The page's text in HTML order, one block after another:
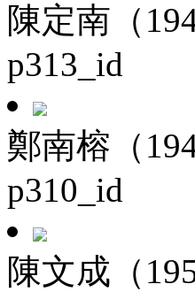
陳定南（
p313_id
鄭南榕（
p310_id
陳文成（